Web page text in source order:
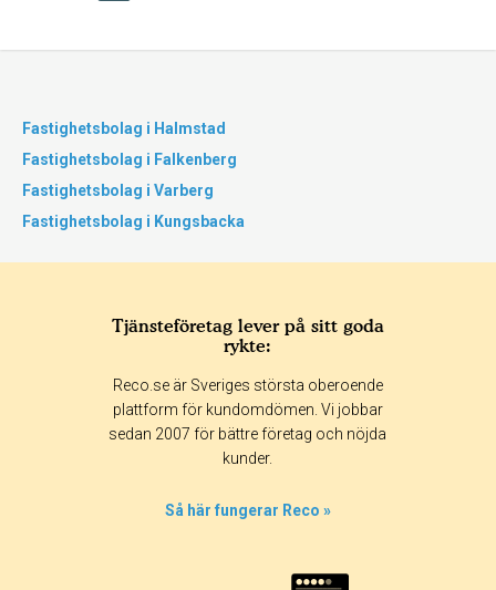
Fastighetsbolag i Halmstad
Fastighetsbolag i Falkenberg
Fastighetsbolag i Varberg
Fastighetsbolag i Kungsbacka
Tjänsteföretag lever på sitt goda
rykte:
Reco.se är Sveriges största oberoende
plattform för kundomdömen. Vi jobbar
sedan 2007 för bättre företag och nöjda
kunder.
Så här fungerar Reco »